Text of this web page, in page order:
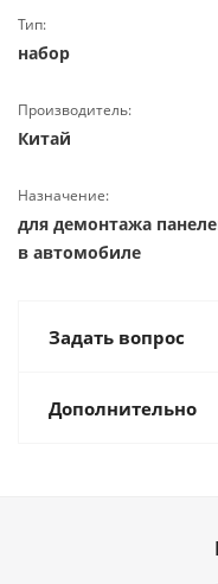
Тип:
набор
Производитель:
Китай
Назначение:
для демонтажа
в автомобиле
Задать вопрос
Дополнительно